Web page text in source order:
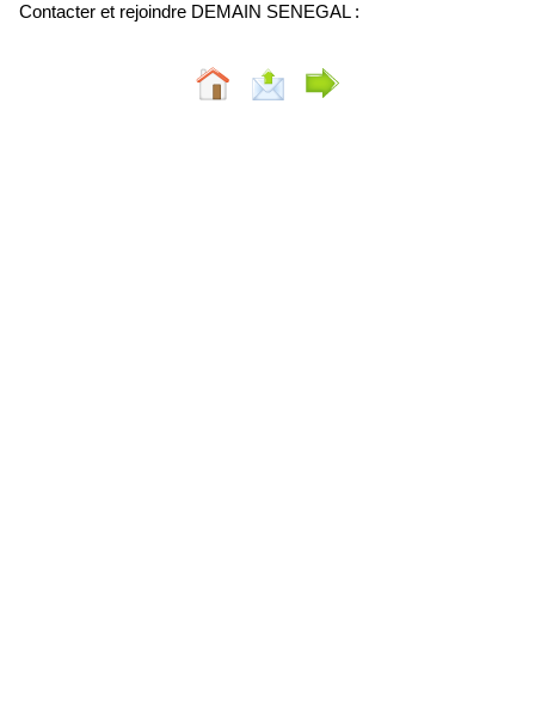
Contacter et rejoindre DEMAIN SENEGAL :